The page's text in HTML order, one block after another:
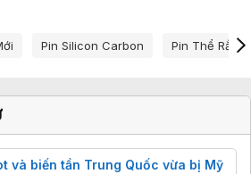
Pin Silicon Carbon Pin Thể Rắn
và biến tần Trung Quốc vừa bị Mỹ